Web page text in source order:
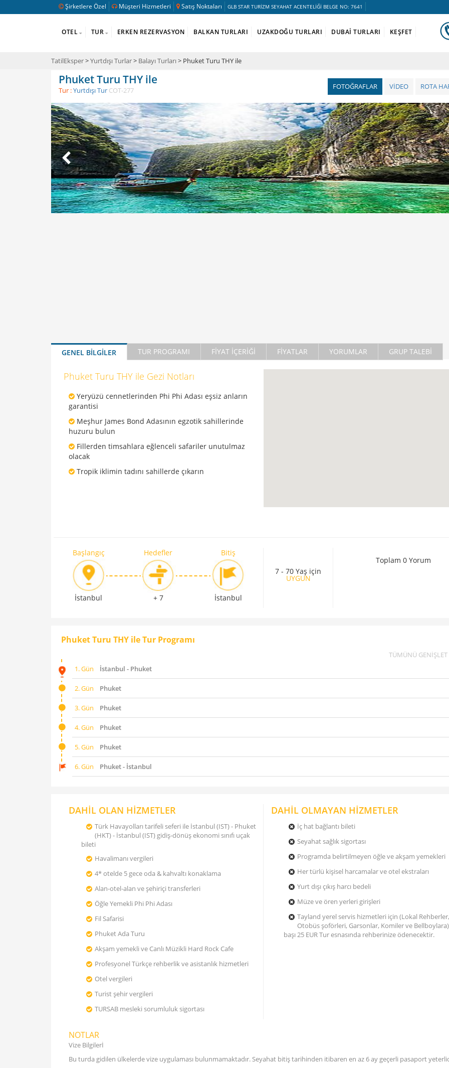
Şirketlere Özel Müşteri Hizmetleri Satış Noktaları GLB STAR TURİZM SEYAHAT ACENTELİĞİ BELGE NO: 7641
OTEL TUR ERKEN REZERVASYON BALKAN TURLARI UZAKDOĞU TURLARI DUBAİ TURLARI KEŞFET
TatilEksper>Yurtdışı Turlar> Balayı Turları> Phuket Turu THY ile
Phuket Turu THY ile
Tur :Yurtdışı Tur COT-277 ROTA
VİDEO
FOTOĞRAFLAR
GENEL BİLGİLER TUR PROGRAMI FİYAT İÇERİĞİ FİYATLAR YORUMLAR GRUP TALEBİ
Phuket Turu THY ile Gezi Notları
Yeryüzü cennetlerinden Phi Phi Adası eşsiz anların
garantisi
Meşhur James Bond Adasının egzotik sahillerinde
huzuru bulun
Fillerden timsahlara eğlenceli safariler unutulmaz
olacak
Tropik iklimin tadını sahillerde çıkarın
Başlangıç
İstanbul
Hedefler
+ 7
Bitiş
İstanbul
7 - 70 Yaş için
UYGUN
Toplam 0 Yorum
Phuket Turu THY ile Tur Programı
TÜMÜNÜ GENİŞLET
1. Gün
İstanbul - Phuket
2. Gün Phuket
3. Gün Phuket
4. Gün Phuket
5. Gün Phuket
6. Gün Phuket - İstanbul
DAHİL OLAN HİZMETLER
Türk Havayolları tarifeli seferi ile İstanbul (IST) - Phuket
(HKT) - İstanbul (IST) gidiş-dönüş ekonomi sınıfı uçak
bileti
Havalimanı vergileri
4* otelde 5 gece oda & kahvaltı konaklama
Alan-otel-alan ve şehiriçi transferleri
Öğle Yemekli Phi Phi Adası
Fil Safarisi
Phuket Ada Turu
Akşam yemekli ve Canlı Müzikli Hard Rock Cafe
Profesyonel Türkçe rehberlik ve asistanlık hizmetleri
Otel vergileri
Turist şehir vergileri
TURSAB mesleki sorumluluk sigortası
DAHİL OLMAYAN HİZMETLER
İç hat bağlantı bileti
Seyahat sağlık sigortası
Programda belirtilmeyen öğle ve akşam yemekleri
Her türlü kişisel harcamalar ve otel ekstraları
Yurt dışı çıkış harcı bedeli
Müze ve ören yerleri girişleri
Tayland yerel servis hizmetleri için (Lokal Rehberler,
Otobüs şoförleri, Garsonlar, Komiler ve
başı 25 EUR Tur esnasında rehberinize ödenecektir.
NOTLAR
Vize Bilgilerİ
Bu turda gidilen ülkelerde vize uygulaması bulunmamaktadır. Seyahat bitiş tarihinden itibaren en az 6 ay geçerli pasaport